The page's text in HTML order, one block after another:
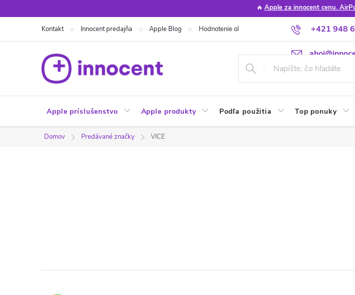
na
🔥 Apple za innocent cenu.
+421 948
Kontakt Innocent predajňa Apple Blog Hodnotenie obchodu Poradňa Apple
Apple príslušenstvo Apple produkty Podľa použitia Top ponuky
Domov Predávané značky VICE